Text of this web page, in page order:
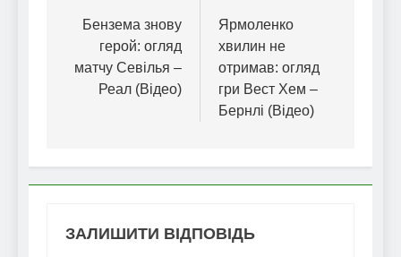
записів
Бензема знову
герой: огляд
матчу Севілья –
Реал (Відео)
Ярмоленко
хвилин не
отримав: огляд
гри Вест Хем –
Бернлі (Відео)
ЗАЛИШИТИ ВІДПОВІДЬ